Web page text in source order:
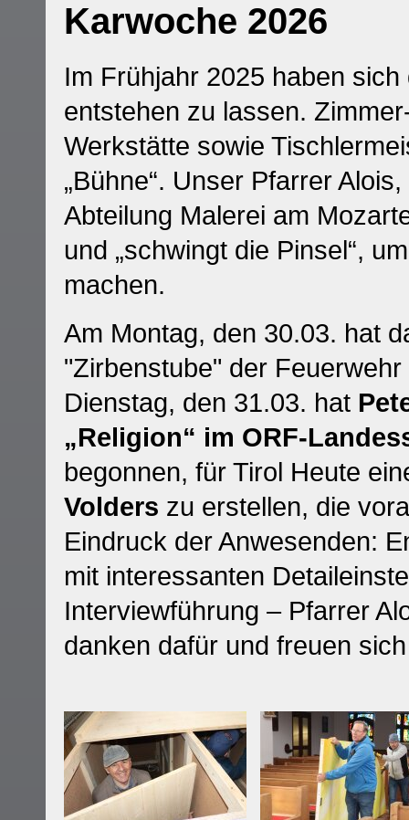
Karwoche 2026
Im Frühjahr 2025 haben
entstehen zu lassen.
Werkstätte sowie
„Bühne“. Unser Pfarrer
Abteilung Malerei am
und „schwingt die Pinsel“,
machen.
Am Montag, den 30.03. hat
"Zirbenstube" der
Dienstag, den 31.03. hat
„Religion“ im ORF-
begonnen, für Tirol Heute
Volders zu erstellen, die
Eindruck der Anwesenden:
mit interessanten
Interviewführung – Pfarrer
danken dafür und freuen